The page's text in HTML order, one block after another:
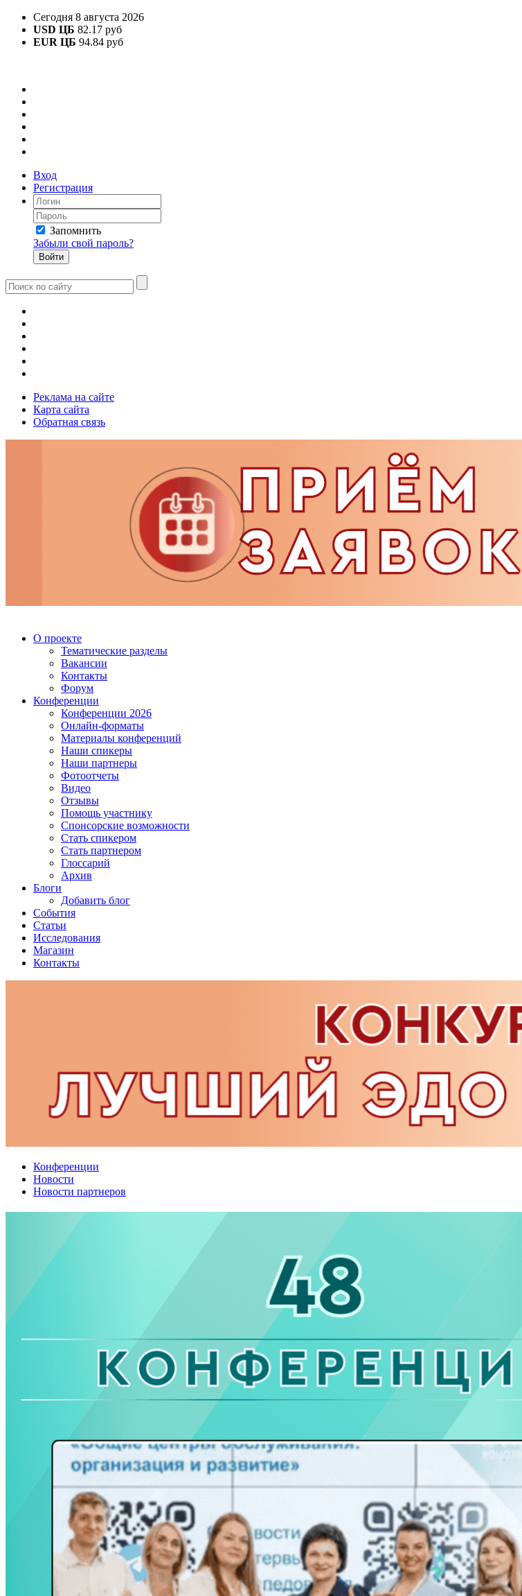
Сегодня 8 августа 2026
USD ЦБ 82.17 руб
EUR ЦБ 94.84 руб
Вход
Регистрация
Запомнить
Забыли свой пароль?
Реклама на сайте
Карта сайта
Обратная связь
О проекте
Тематические разделы
Вакансии
Контакты
Форум
Конференции
Конференции 2026
Онлайн-форматы
Материалы конференций
Наши спикеры
Наши партнеры
Фотоотчеты
Видео
Отзывы
Помощь участнику
Спонсорские возможности
Стать спикером
Стать партнером
Глоссарий
Архив
Блоги
Добавить блог
События
Статьи
Исследования
Магазин
Контакты
Конференции
Новости
Новости партнеров